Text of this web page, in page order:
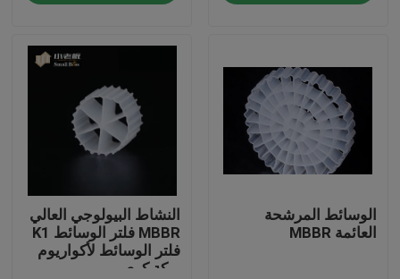
منتجات
معلومات عنا
مراقبة الجودة
الوسائط المرشحة
العائمة MBBR
النشاط البيولوجي العالي
MBBR فلتر الوسائط K1
فلتر الوسائط لأكواريوم
بركة كوي